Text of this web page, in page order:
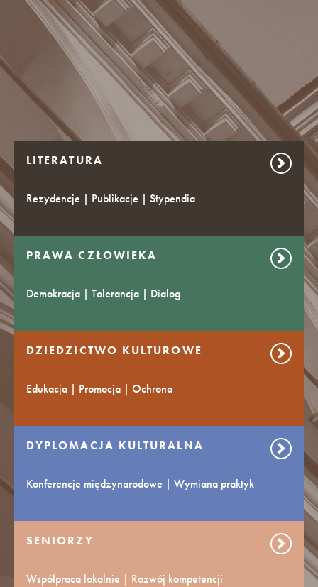
LITERATURA
Rezydencje | Publikacje | Stypendia
PRAWA CZŁOWIEKA
Demokracja | Tolerancja | Dialog
DZIEDZICTWO KULTUROWE
Edukacja | Promocja | Ochrona
DYPLOMACJA KULTURALNA
Konferencje międzynarodowe | Wymiana praktyk
SENIORZY
Współpraca lokalnie | Rozwój kompetencji